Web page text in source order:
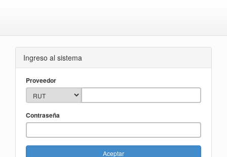
Ingreso al sistema
Proveedor
Contraseña